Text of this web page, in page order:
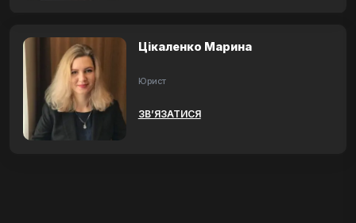
Цікаленко Марина
Юрист
ЗВ’ЯЗАТИСЯ